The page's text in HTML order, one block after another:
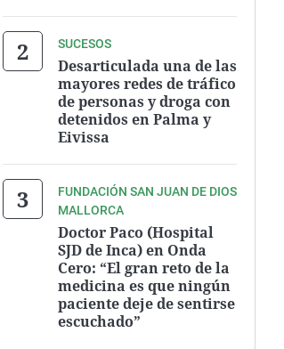
SUCESOS
Desarticulada una de las
mayores redes de tráfico
de personas y droga con
detenidos en Palma y
Eivissa
FUNDACIÓN SAN JUAN DE DIOS
MALLORCA
Doctor Paco (Hospital
SJD de Inca) en Onda
Cero: “El gran reto de la
medicina es que ningún
paciente deje de sentirse
escuchado”